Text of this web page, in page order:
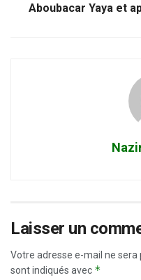
Aboubacar Yaya et
Laisser un
Votre adresse e-mail ne sera
sont indiqués avec *